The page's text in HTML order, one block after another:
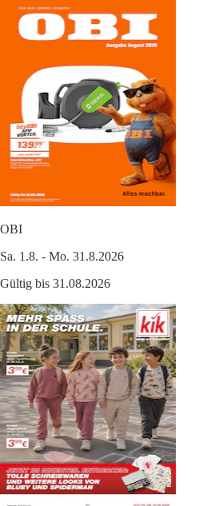
OBI
Sa. 1.8. - Mo. 31.8.2026
Gültig bis 31.08.2026